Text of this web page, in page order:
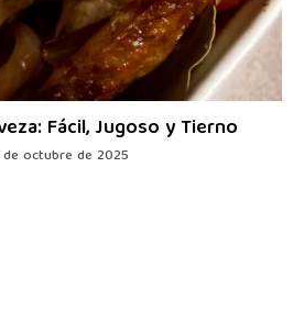
Fácil, Jugoso y Tierno
de octubre de 2025